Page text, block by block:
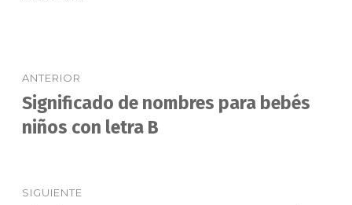
de
entradas
ANTERIOR
Entrada
anterior:
Significado de nombres para bebés
niños con letra B
SIGUIENTE